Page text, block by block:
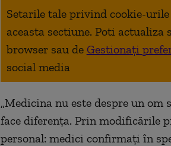
Setarile tale privind cookie-
aceasta sectiune. Poti
browser sau de Gestionați
social media
„Medicina nu este despre un om
face diferenţa. Prin modificările
personal: medici confirmaţi în